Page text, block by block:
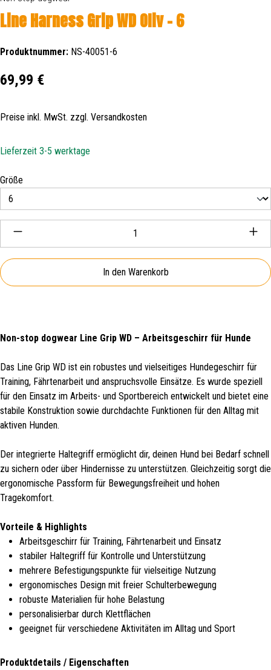
Line Harness Grip WD Oliv - 6
Produktnummer: NS-40051-6
Regulärer Preis:
69,99 €
Preise inkl. MwSt. zzgl. Versandkosten
Lieferzeit 3-5 werktage
Größe
Produkt Anzahl: Gib den gewünschten Wert ein oder
In den Warenkorb
Non-stop dogwear Line Grip WD – Arbeitsgeschirr für Hunde
Das Line Grip WD ist ein robustes und vielseitiges Hundegeschirr für
Training, Fährtenarbeit und anspruchsvolle Einsätze. Es wurde speziell
für den Einsatz im Arbeits- und Sportbereich entwickelt und bietet eine
stabile Konstruktion sowie durchdachte Funktionen für den Alltag mit
aktiven Hunden.
Der integrierte Haltegriff ermöglicht dir, deinen Hund bei Bedarf schnell
zu sichern oder über Hindernisse zu unterstützen. Gleichzeitig sorgt die
ergonomische Passform für Bewegungsfreiheit und hohen
Tragekomfort.
Vorteile & Highlights
Arbeitsgeschirr für Training, Fährtenarbeit und Einsatz
stabiler Haltegriff für Kontrolle und Unterstützung
mehrere Befestigungspunkte für vielseitige Nutzung
ergonomisches Design mit freier Schulterbewegung
robuste Materialien für hohe Belastung
personalisierbar durch Klettflächen
geeignet für verschiedene Aktivitäten im Alltag und Sport
Produktdetails / Eigenschaften